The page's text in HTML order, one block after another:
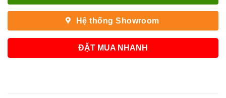
Hệ thống Showroom
ĐẶT MUA NHANH